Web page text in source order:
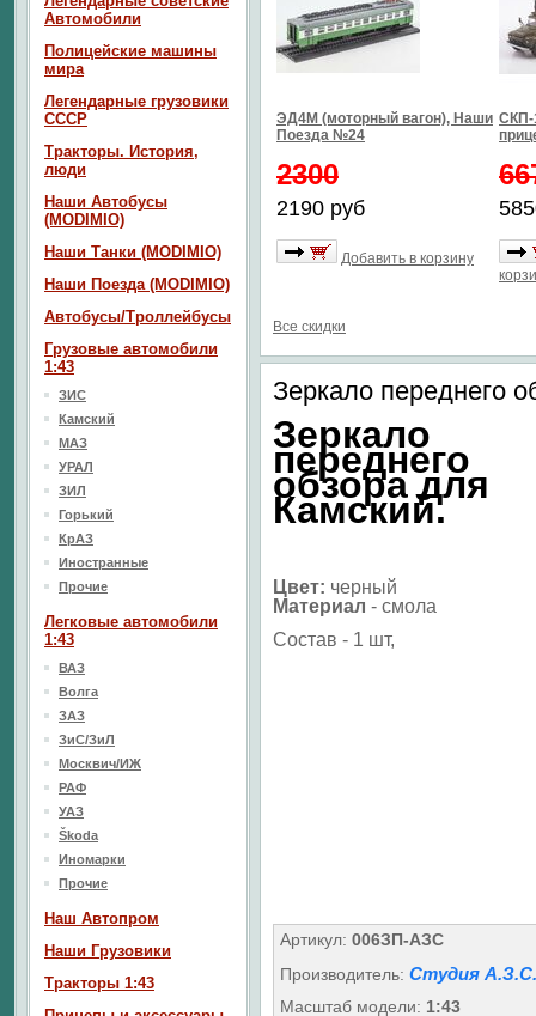
ЭД4М (моторный вагон), Наши
Поезда №24
2300
2190 руб
Добавить в корзину
СКП-
Все скидки
Зеркало переднего
Зеркало
переднего
обзора для
Камский.
Цвет: черный
Материал - смола
Состав - 1 шт,
Артикул: 006ЗП-АЗС
Производитель: Студия А.З.С.
Масштаб модели: 1:43
Автомобили
Полицейские машины
мира
Легендарные грузовики
СССР
Тракторы. История,
люди
Наши Автобусы
(MODIMIO)
Наши Танки (MODIMIO)
Наши Поезда (MODIMIO)
Автобусы/Троллейбусы
Грузовые автомобили
1:43
ЗИС
Камский
МАЗ
УРАЛ
ЗИЛ
Горький
КрАЗ
Иностранные
Прочие
Легковые автомобили
1:43
ВАЗ
Волга
ЗАЗ
ЗиС/ЗиЛ
Москвич/ИЖ
РАФ
УАЗ
Škoda
Иномарки
Прочие
Наш Aвтопром
Наши Грузовики
Тракторы 1:43